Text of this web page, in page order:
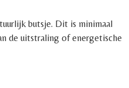
butsje. Dit is minimaal
de uitstraling of energetische